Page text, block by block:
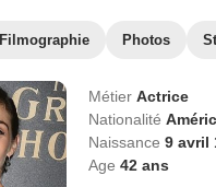
Filmographie Photos
Métier Actrice
Nationalité
Naissance 9 avril
Age 42ans